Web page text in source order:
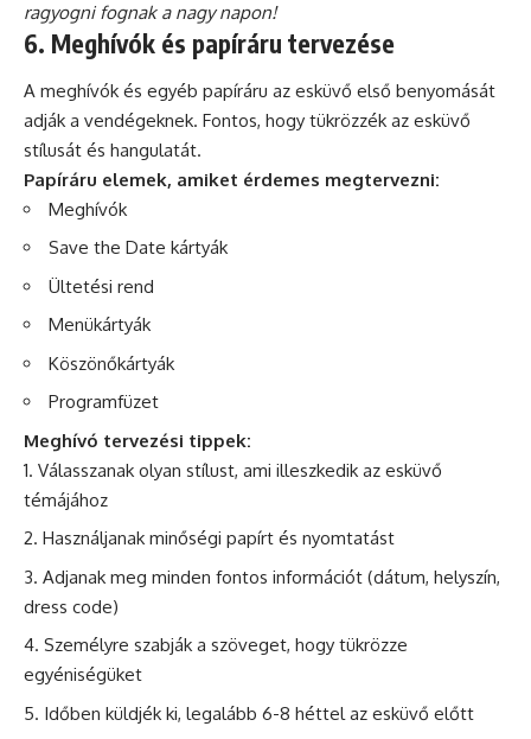
ragyogni fognak a nagy napon!
6. Meghívók és papíráru tervezése
A meghívók és egyéb papíráru az esküvő első benyomását
adják a vendégeknek. Fontos, hogy tükrözzék az esküvő
stílusát és hangulatát.
Papíráru elemek, amiket érdemes megtervezni:
Meghívók
Save the Date kártyák
Ültetési rend
Menükártyák
Köszönőkártyák
Programfüzet
Meghívó tervezési tippek:
Válasszanak olyan stílust, ami illeszkedik az esküvő
témájához
Használjanak minőségi papírt és nyomtatást
Adjanak meg minden fontos információt (dátum, helyszín,
dress code)
Személyre szabják a szöveget, hogy tükrözze
egyéniségüket
Időben küldjék ki, legalább 6-8 héttel az esküvő előtt